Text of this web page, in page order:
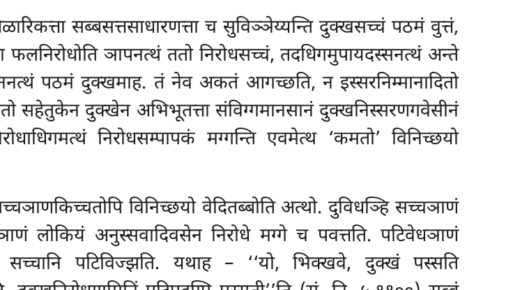
सब्बसत्तसाधारणत्ता च सुविञ्ञेय्यन्ति दुक्खसच्चं पठमंवुत्तं,
ञापनत्थं ततो निरोधसच्चं, तदधिगमुपायदस्सनत्थं अन्ते
पठमं दुक्खमाह. तं नेव अकतं आगच्छति, न इस्सरनिम्मानादितो
सहेतुकेन दुक्खेन अभिभूतत्ता संविग्गमानसानं दुक्खनिस्सरणगवेसीनं
निरोधसम्पापकं मग्गन्ति एवमेत्थ ‘कमतो’ विनिच्छयो
विनिच्छयो वेदितब्बोति अत्थो. दुविधञ्हि सच्चञाणं
लोकियं अनुस्सवादिवसेन निरोधे मग्गे च पवत्तति. पटिवेधञाणं
सच्चानि पटिविज्झति. यथाह – ‘‘यो, भिक्खवे, दुक्खं पस्सति